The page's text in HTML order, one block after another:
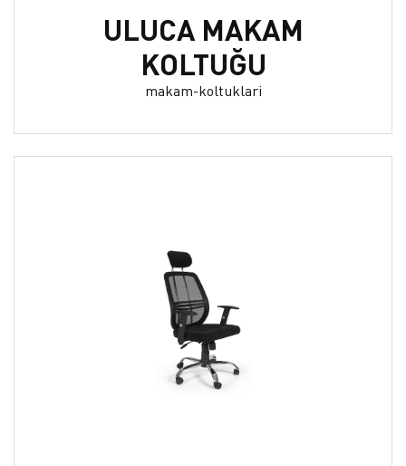
ULUCA MAKAM
KOLTUĞU
makam-koltuklari